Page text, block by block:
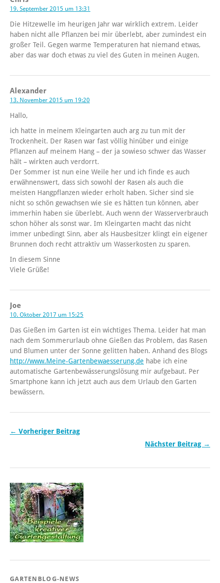
19. September 2015 um 13:31
Die Hitzewelle im heurigen Jahr war wirklich extrem. Leider
haben nicht alle Pflanzen bei mir überlebt, aber zumindest ein
großer Teil. Gegen warme Temperaturen hat niemand etwas,
aber das war doch etwas zu viel des Guten in meinen Augen.
Alexander
13. November 2015 um 19:20
Hallo,
ich hatte in meinem Kleingarten auch arg zu tun mit der
Trockenheit. Der Rasen war fast völlig hinüber und einige
Pflanzen auf meinem Hang – der ja sowieso schwer das Wasser
hält – wirkten auch verdorrt.
Der Sommer ist nun eine Weile her und ich finde es auch
erwähnenswert, dass sich sowohl der Rasen als auch die
meisten Hangpflanzen wieder erholt haben. Sicher sind sie
nicht so schön gewachsen wie sie es hätten tun können, aber
immerhin haben sie überlebt. Auch wenn der Wasserverbrauch
schon höher als sonst war. Im Kleingarten macht das nicht
immer unbedingt Sinn, aber als Hausbesitzer klingt ein eigener
Brunnen doch recht attraktiv um Wasserkosten zu sparen.
In diesem Sinne
Viele Grüße!
Joe
10. Oktober 2017 um 15:25
Das Gießen im Garten ist ein wichtiges Thema. Leider hat man
nach dem Sommerurlaub ohne Gießen das Problem, das Rasen
und Blumen unter der Sonne gelitten haben. Anhand des Blogs
http://www.Meine-Gartenbewaesserung.de habe ich eine
automatische Gartenbewässerungslösung mir aufgebaut. Per
Smartphone kann ich jetzt auch aus dem Urlaub den Garten
bewässern.
← Vorheriger Beitrag
Nächster Beitrag →
GARTENBLOG-NEWS